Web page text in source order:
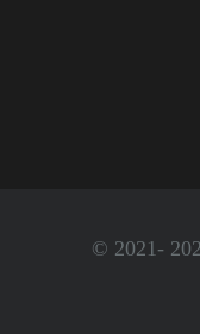
© 2021-